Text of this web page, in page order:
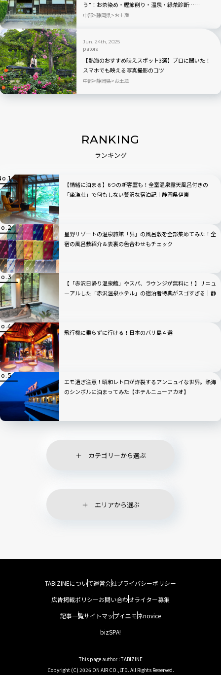
う”！お茶染め・鰹節削り・温泉・緑茶診断……
中部 静岡県 お土産
Jun. 24th, 2025
patora
【熱海のおすすめ映えスポット3選】プロに聞いた！
スマホでも映える写真撮影のコツ
中部 静岡県 お土産
RANKING
ランキング
【情緒に泊まる】6つの新客室も！全室温泉露天風呂付きの
「坐漁荘」で何もしない贅沢な宿泊記｜静岡県伊東
星野リゾートの温泉旅館「界」の風呂敷を全部集めてみた！全
宿の風呂敷紹介＆表裏の色合わせもチェック
【「赤沢日帰り温泉館」やスパ、ラウンジが無料に！】リニュ
ーアルした「赤沢温泉ホテル」の宿泊者特典がスゴすぎる｜静
飛行機に乗らずに行ける！日本のバリ島４選
エモ過ぎ注意！昭和レトロが炸裂するアンニュイな世界。熱海
のシンボルに泊まってみた【ホテルニューアカオ】
カテゴリーから選ぶ
エリアから選ぶ
TABIZINEについて運営会社プライバシーポリシー
広告掲載ポリシーお問い合わせライター募集
記事一覧サイトマップイエモネnovice
bizSPA!
This page author : TABIZINE
Copyright (C) 2026 ON AIR CO.,LTD. All Rights Reserved.